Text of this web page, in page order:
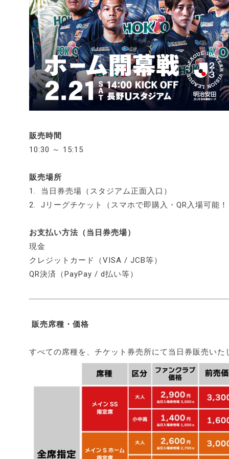
販売時間
10:30 ～ 15:15
販売場所
1. 当日券売場（スタジアム正面入口）
2. Jリーグチケット（スマホで即購入・QR入場可能
お支払い方法（当日券売場）
現金
クレジットカード（VISA / JCB等）
QR決済（PayPay / d払い等）
販売席種・価格
すべての席種を、チケット券売所にて当日券販売いた